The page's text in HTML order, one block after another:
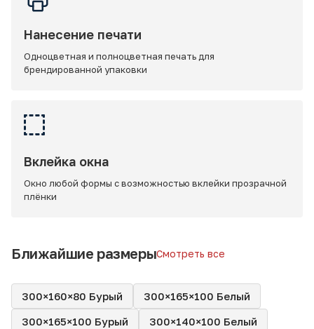
Нанесение печати
Одноцветная и полноцветная печать для
брендированной упаковки
Вклейка окна
Окно любой формы с возможностью вклейки прозрачной
плёнки
Ближайшие размерыСмотреть все
300×160×80 Бурый
300×165×100 Белый
300×165×100 Бурый
300×140×100 Белый